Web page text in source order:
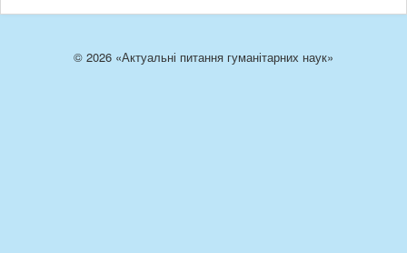
© 2026 «Актуальні питання гуманітарних наук»